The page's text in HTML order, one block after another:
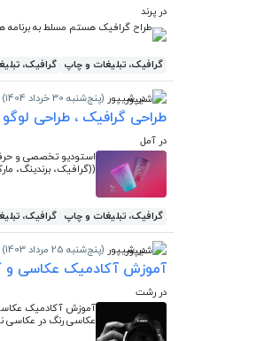
در پرند
طراح گرافیک هستم مسلط به
گرافیک، تبلیغات و چاپ گرافیک،
در شیپور (پنج‌شنبه 30 خرداد 1404)
طراحی گرافیک ، طراحی لوگو
در آمل
((گرافیک، برندینگ،
گرافیک، تبلیغات و چاپ گرافیک،
در شیپور (پنج‌شنبه 25 مرداد 1403)
آموزش آکادمیک عکاسی و
در رشت
آموزش آکادمیک
عکاسی رنگ در عکاسی